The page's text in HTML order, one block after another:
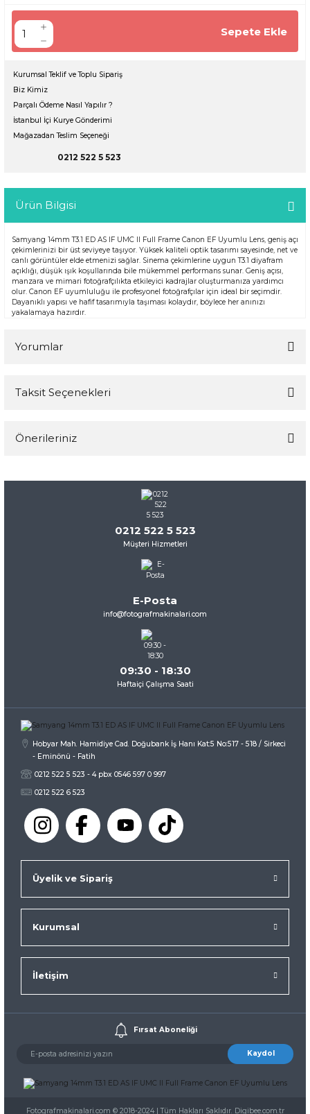
Sepete Ekle
Kurumsal Teklif ve Toplu Sipariş
Biz Kimiz
Parçalı Ödeme Nasıl Yapılır ?
İstanbul İçi Kurye Gönderimi
Mağazadan Teslim Seçeneği
0212 522 5 523
Ürün Bilgisi
Samyang 14mm T3.1 ED AS IF UMC II Full Frame Canon EF Uyumlu Lens, geniş açı
çekimlerinizi bir üst seviyeye taşıyor. Yüksek kaliteli optik tasarımı sayesinde, net ve
canlı görüntüler elde etmenizi sağlar. Sinema çekimlerine uygun T3.1 diyafram
açıklığı, düşük ışık koşullarında bile mükemmel performans sunar. Geniş açısı,
manzara ve mimari fotoğrafçılıkta etkileyici kadrajlar oluşturmanıza yardımcı
olur. Canon EF uyumluluğu ile profesyonel fotoğrafçılar için ideal bir seçimdir.
Dayanıklı yapısı ve hafif tasarımıyla taşıması kolaydır, böylece her anınızı
yakalamaya hazırdır.
Yorumlar
Taksit Seçenekleri
Önerileriniz
konularda yetersiz gördüğünüz noktaları öneri formunu
kullanarak tarafımıza iletebilirsiniz.
Görüş ve önerileriniz için teşekkür ederiz.
Ürün resmi kalitesiz, bozuk veya görüntülenemiyor.
Ürün açıklamasında eksik bilgiler bulunuyor.
Ürün fiyatı diğer sitelerden daha pahalı.
0212 522 5 523
Müşteri Hizmetleri
E-Posta
info@fotografmakinalari.com
09:30 - 18:30
Haftaiçi Çalışma Saati
Hobyar Mah. Hamidiye Cad. Doğubank İş Hanı Kat:5 No:517 - 518 / Sirkeci
- Eminönü - Fatih
0212 522 5 523 - 4 pbx 0546 597 0 997
0212 522 6 523
Üyelik ve Sipariş
Kurumsal
İletişim
Fırsat Aboneliği
Kaydol
Fotografmakinalari.com © 2018-2024 | Tüm Hakları Saklıdır. Digibee.com.tr